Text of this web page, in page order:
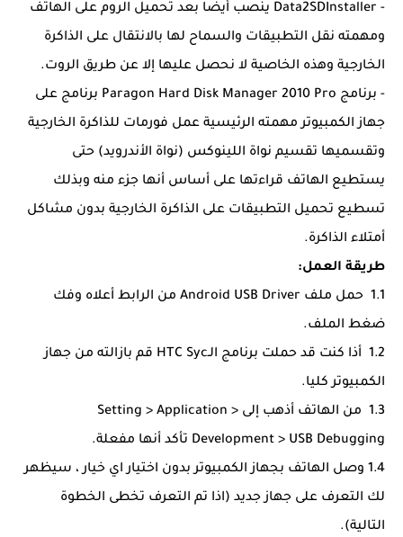
- Data2SDInstaller ينصب أيضا بعد تحميل الروم على الهاتف
ومهمته نقل التطبيقات والسماح لها بالانتقال على الذاكرة
الخارجية وهذه الخاصية لا نحصل عليها إلا عن طريق الروت.
- برنامج Paragon Hard Disk Manager 2010 Pro برنامج على
جهاز الكمبيوتر مهمته الرئيسية عمل فورمات للذاكرة الخارجية
وتقسميها تقسيم نواة اللينوكس (نواة الأندرويد) حتى
يستطيع الهاتف قراءتها على أساس أنها جزء منه وبذلك
تسطيع تحميل التطبيقات على الذاكرة الخارجية بدون مشاكل
أمتلاء الذاكرة.
طريقة العمل:
1.1 حمل ملف Android USB Driver من الرابط أعلاه وفك
ضغط الملف.
1.2 أذا كنت قد حملت برنامج الـHTC Syc قم بازالته من جهاز
الكمبيوتر كليا.
1.3 من الهاتف أذهب إلى Setting > Application >
Development > USB Debugging تأكد أنها مفعلة.
1.4 وصل الهاتف بجهاز الكمبيوتر بدون اختيار اي خيار ، سيظهر
لك التعرف على جهاز جديد (اذا تم التعرف تخطى الخطوة
التالية).